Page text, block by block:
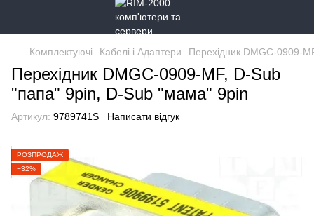
Комплектуючі Кабелі і Адаптери Перехідник DMGC-0909-
Перехідник DMGC-0909-MF, D-Sub
"папа" 9pin, D-Sub "мама" 9pin
Артикул: 9789741S Написати відгук
РОЗПРОДАЖ
−32%